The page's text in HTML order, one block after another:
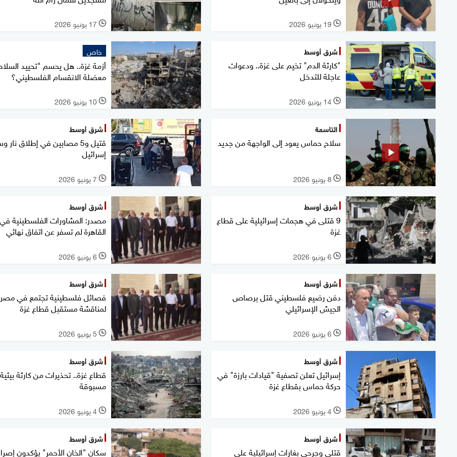
l 19 يونيو 2026 l 17 يونيو 2026
شرق أوسط
"كارثة الدم" تخيم على غزة.. ودعوات
عاجلة للتدخل
l 14 يونيو 2026
خاص
أزمة غزة.. هل يحسم "تحييد
معضلة الانقسام الفلسطيني؟
l 10 يونيو 2026
التاسعة
سلاح حماس يعود إلى الواجهة من جديد
l 8 يونيو 2026
شرق أوسط
قتيل و5 مصابين في إطلاق
إسرائيل
l 7 يونيو 2026
شرق أوسط
9 قتلى في هجمات إسرائيلية على قطاع
غزة
l 6 يونيو 2026
شرق أوسط
مصدر: المشاورات الفلسطينية في
القاهرة لم تسفر عن اتفاق نهائي
l 6 يونيو 2026
شرق أوسط
دفن رضيع فلسطيني قتل برصاص
الجيش الإسرائيلي
l 6 يونيو 2026
شرق أوسط
فصائل فلسطينية تجتمع في مصر
لمناقشة مستقبل قطاع غزة
l 5 يونيو 2026
شرق أوسط
إسرائيل تعلن تصفية "قيادات بارزة" في
حركة حماس بقطاع غزة
l 4 يونيو 2026
شرق أوسط
قطاع غزة.. تحذيرات من كارثة
مسبوقة
l 4 يونيو 2026
شرق أوسط
قتلى وجرحى بغارات إسرائيلية على
شرق أوسط
سكان "الخان الأحمر" يؤكدون